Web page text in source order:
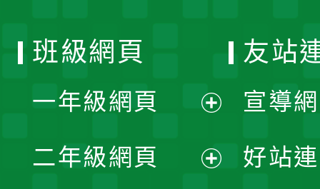
班級網頁
一年級網頁
開
二年級網頁
友站
宣導
好站